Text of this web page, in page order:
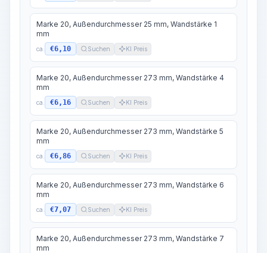
Marke 20, Außendurchmesser 25 mm, Wandstärke 1
mm
ca. €6,10 Suchen KI Preis
Marke 20, Außendurchmesser 273 mm, Wandstärke 4
mm
ca. €6,16 Suchen KI Preis
Marke 20, Außendurchmesser 273 mm, Wandstärke 5
mm
ca. €6,86 Suchen KI Preis
Marke 20, Außendurchmesser 273 mm, Wandstärke 6
mm
ca. €7,07 Suchen KI Preis
Marke 20, Außendurchmesser 273 mm, Wandstärke 7
mm